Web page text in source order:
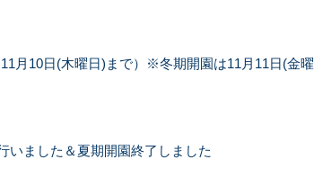
月10日(木曜日)まで）※冬期開園は11月11日(金曜
いました＆夏期開園終了しました